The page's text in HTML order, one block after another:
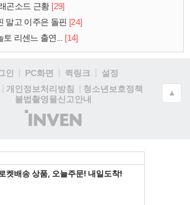
곤소드 근황 [29]
말고 이주은 돌핀 [24]
토 리센느 출연... [14]
인 PC화면 퀵링크
설정
개인정보처리방침
청소년보호정책
불법촬영물신고안내
(주)
인
▲